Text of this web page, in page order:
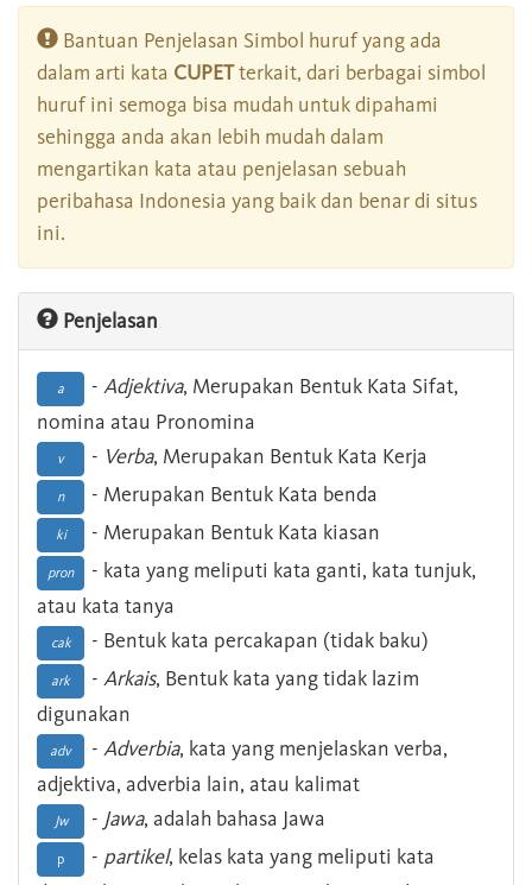
Bantuan Penjelasan Simbol huruf yang ada
dalam arti kata CUPETterkait, dari berbagai simbol
huruf ini semoga bisa mudah untuk dipahami
sehingga anda akan lebih mudah dalam
mengartikan kata atau penjelasan sebuah
peribahasa Indonesia yang baik dan benar di situs
ini.
Penjelasan
a - Adjektiva, Merupakan Bentuk Kata Sifat,
nomina atau Pronomina
v - Verba, Merupakan Bentuk Kata Kerja
n - Merupakan Bentuk Kata benda
ki - Merupakan Bentuk Kata kiasan
pron
- kata yang meliputi kata ganti, kata tunjuk,
atau kata tanya
cak - Bentuk kata percakapan (tidak baku)
ark - Arkais, Bentuk kata yang tidak lazim
digunakan
adv - Adverbia, kata yang menjelaskan verba,
adjektiva, adverbia lain, atau kalimat
Jw - Jawa, adalah bahasa Jawa
p - partikel, kelas kata yang meliputi kata